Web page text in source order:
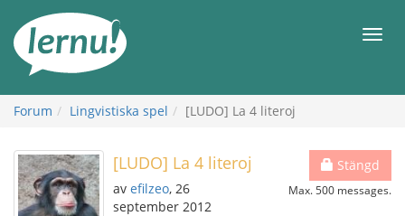
sidans
innehåll
Meny
Forum Lingvistiska spel [LUDO] La 4 literoj
Stängd
Max. 500 messages.
[LUDO] La 4 literoj
av efilzeo, 26
september 2012